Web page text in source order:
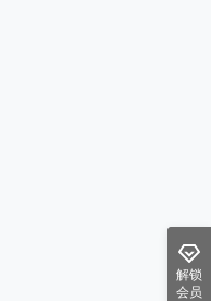
解锁
会员